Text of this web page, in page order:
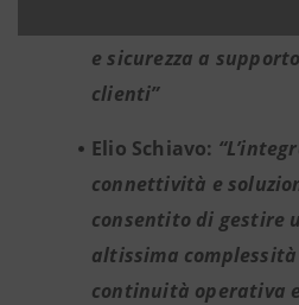
e sicurezza a
clienti”
Elio Schiavo:
connettività e
consentito di gestire
altissima
continuità operativa